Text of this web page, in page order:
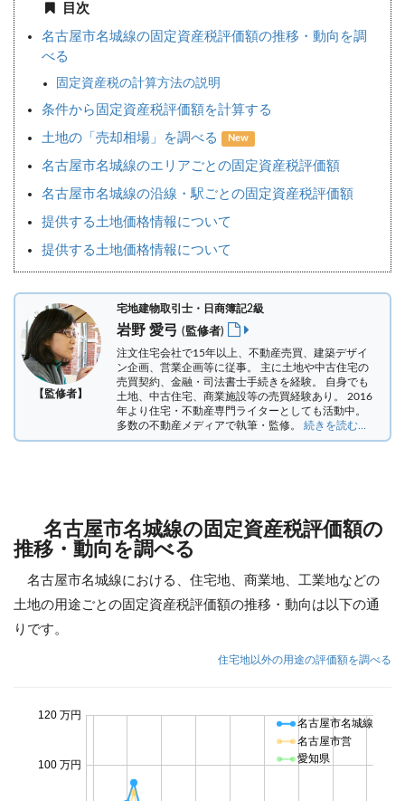
目次
名古屋市名城線の固定資産税評価額の推移・動向を調
べる
固定資産税の計算方法の説明
条件から固定資産税評価額を計算する
土地の「売却相場」を調べる New
名古屋市名城線のエリアごとの固定資産税評価額
名古屋市名城線の沿線・駅ごとの固定資産税評価額
提供する土地価格情報について
提供する土地価格情報について
【監修者】
宅地建物取引士・日商簿記2級
岩野 愛弓 (監修者)
注文住宅会社で15年以上、不動産売買、建築デザイ
ン企画、営業企画等に従事。 主に土地や中古住宅の
売買契約、金融・司法書士手続きを経験。 自身でも
土地、中古住宅、商業施設等の売買経験あり。 2016
年より住宅・不動産専門ライターとしても活動中。
多数の不動産メディアで執筆・監修。 続きを読む...
名古屋市名城線の固定資産税評価額の
推移・動向を調べる
名古屋市名城線における、住宅地、商業地、工業地などの
土地の用途ごとの固定資産税評価額の推移・動向は以下の通
りです。
住宅地以外の用途の評価額を調べる
100 万円
120 万円
名古屋市名城線
名古屋市営
愛知県